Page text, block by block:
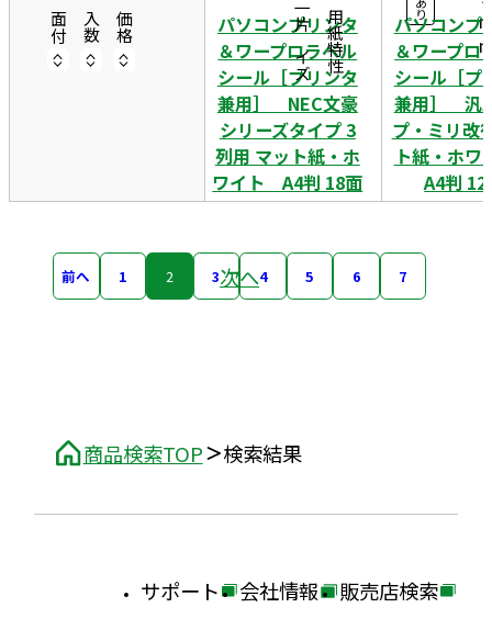
商品検索TOP 検索結果
面付 入数 価格 一片サイズ用紙特性
パソコンプリンタ
＆ワープロラベル
シール［プリンタ
兼用］ NEC文豪
シリーズタイプ 3
列用 マット紙・ホ
ワイト A4判 18面
り
パソコンプ
＆ワープロ
シール［プ
兼用］ 汎
プ・ミリ改
ト紙・ホ
A4判 12
前へ 1 2 3 4 5 6 7
次へ
外
サポート
外
会社情報
外
販売店検索